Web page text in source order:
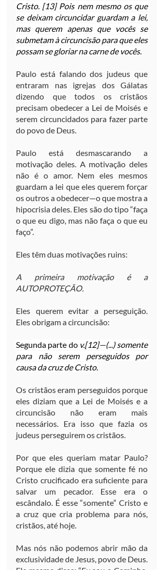
Cristo. [13] Pois nem mesmo os que
se deixam circuncidar guardam a lei,
mas querem apenas que vocês se
submetam à circuncisão para que eles
possam se gloriar na carne de vocês.
Paulo está falando dos judeus que
entraram nas igrejas dos Gálatas
dizendo que todos os cristãos
precisam obedecer a Lei de Moisés e
serem circuncidados para fazer parte
do povo de Deus.
Paulo está desmascarando a
motivação deles. A motivação deles
não é o amor. Nem eles mesmos
guardam a lei que eles querem forçar
os outros a obedecer—o que mostra a
hipocrisia deles. Eles são do tipo “faça
o que eu digo, mas não faça o que eu
faço”.
Eles têm duas motivações ruins:
A primeira motivação é a
AUTOPROTEÇÃO.
Eles querem evitar a perseguição.
Eles obrigam a circuncisão:
Segunda parte do v.[12]—(...) somente
para não serem perseguidos por
causa da cruz de Cristo.
Os cristãos eram perseguidos porque
eles diziam que a Lei de Moisés e a
circuncisão não eram mais
necessários. Era isso que fazia os
judeus perseguirem os cristãos.
Por que eles queriam matar Paulo?
Porque ele dizia que somente fé no
Cristo crucificado era suficiente para
salvar um pecador. Esse era o
escândalo. É esse “somente” Cristo e
a cruz que cria problema para nós,
cristãos, até hoje.
Mas nós não podemos abrir mão da
exclusividade de Jesus, povo de Deus.